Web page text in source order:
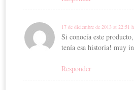
17 de diciembre de 2013 at 22:51
Si conocía este
tenía esa historia! muy
Responder